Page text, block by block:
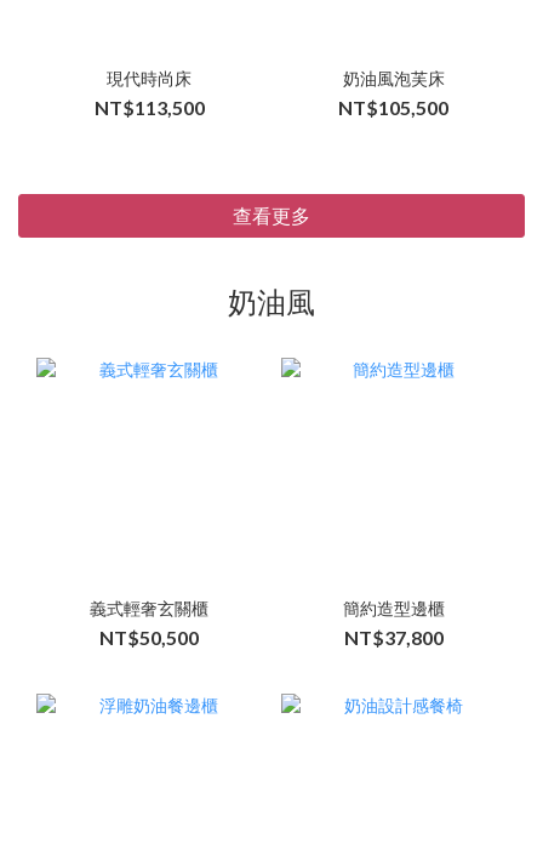
現代時尚床
NT$113,500
奶油風泡芙床
NT$105,500
查看更多
奶油風
義式輕奢玄關櫃
NT$50,500
簡約造型邊櫃
NT$37,800